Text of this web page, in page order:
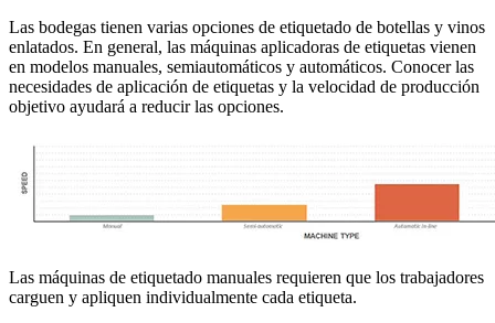
Las bodegas tienen varias opciones de etiquetado de botellas y vinos
enlatados. En general, las máquinas aplicadoras de etiquetas vienen
en modelos manuales, semiautomáticos y automáticos. Conocer las
necesidades de aplicación de etiquetas y la velocidad de producción
objetivo ayudará a reducir las opciones.
Las máquinas de etiquetado manuales requieren que los trabajadores
carguen y apliquen individualmente cada etiqueta.